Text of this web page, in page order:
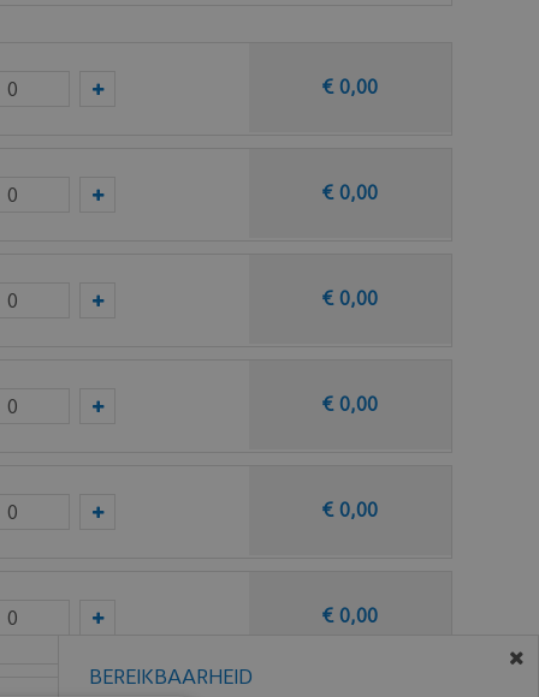
€ 0,00
€ 0,00
€ 0,00
€ 0,00
€ 0,00
€ 0,00
BEREIKBAARHEID